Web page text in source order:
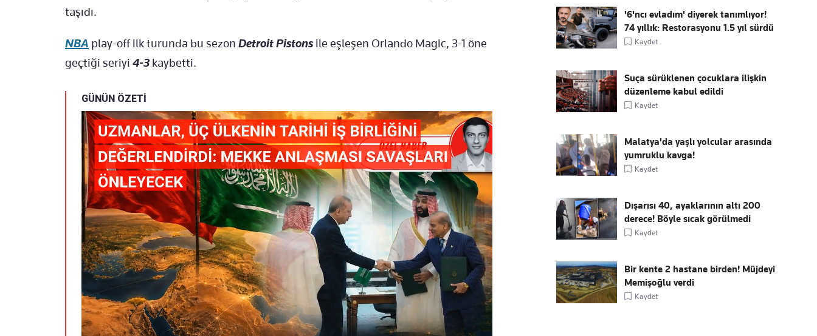
taşıdı.
NBA play-off ilk turunda bu sezon Detroit Pistonsile eşleşen Orlando Magic, 3-1 öne
geçtiği seriyi 4-3 kaybetti.
GÜNÜN ÖZETİ
'6'ncı evladım' diyerek tanımlıyor!
74 yıllık: Restorasyonu 1.5 yıl sürdü
Kaydet
Suça sürüklenen çocuklara ilişkin
düzenleme kabul edildi
Kaydet
Malatya'da yaşlı yolcular arasında
yumruklu kavga!
Kaydet
Dışarısı 40, ayaklarının altı 200
derece! Böyle sıcak görülmedi
Kaydet
Bir kente 2 hastane birden! Müjdeyi
Memişoğlu verdi
Kaydet